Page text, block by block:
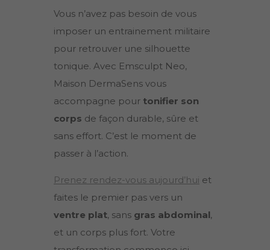
Vous n’avez pas besoin de vous
imposer un entrainement militaire
pour retrouver une silhouette
tonique. Avec Emsculpt Neo,
Maison DermaSens vous
accompagne pour tonifier son
corps de façon durable, sûre et
sans effort. C’est le moment de
passer à l’action.
Prenez rendez-vous aujourd’hui et
faites le premier pas vers un
ventre plat, sans gras abdominal,
et un corps plus fort. Votre